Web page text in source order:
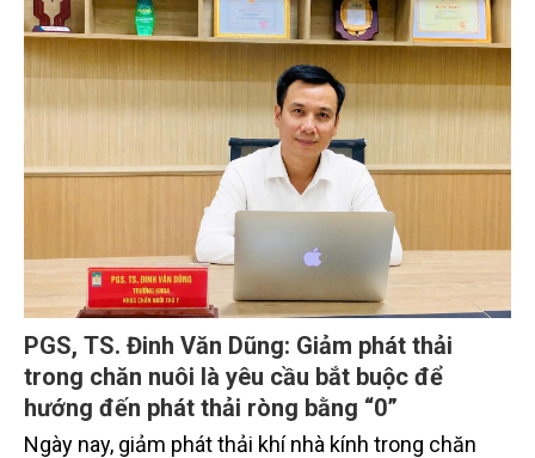
tiếp triển khai mô hình sản xuất lúa phát thải thấp.
PGS, TS. Đinh Văn Dũng: Giảm phát thải
trong chăn nuôi là yêu cầu bắt buộc để
hướng đến phát thải ròng bằng “0”
Ngày nay, giảm phát thải khí nhà kính trong chăn